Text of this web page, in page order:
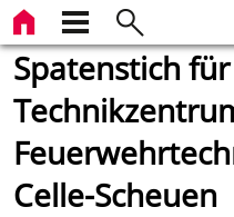
Spatenstich
Celle-Scheuen